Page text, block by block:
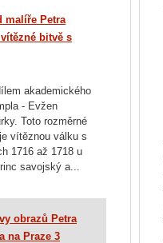
malíře Petra
bitvě s
akademického
- Evžen
Toto rozměrné
vítěznou válku s
1716 až 1718 u
savojský a...
obrazů Petra
na Praze 3